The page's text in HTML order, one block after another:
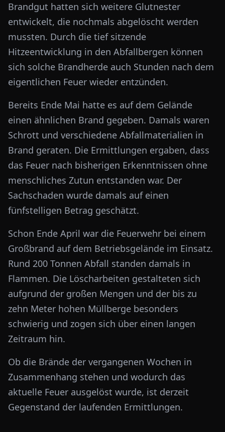
Brandgut hatten sich weitere Glutnester
entwickelt, die nochmals abgelöscht werden
mussten. Durch die tief sitzende
Hitzeentwicklung in den Abfallbergen können
sich solche Brandherde auch Stunden nach dem
eigentlichen Feuer wieder entzünden.
Bereits Ende Mai hatte es auf dem Gelände
einen ähnlichen Brand gegeben. Damals waren
Schrott und verschiedene Abfallmaterialien in
Brand geraten. Die Ermittlungen ergaben, dass
das Feuer nach bisherigen Erkenntnissen ohne
menschliches Zutun entstanden war. Der
Sachschaden wurde damals auf einen
fünfstelligen Betrag geschätzt.
Schon Ende April war die Feuerwehr bei einem
Großbrand auf dem Betriebsgelände im Einsatz.
Rund 200 Tonnen Abfall standen damals in
Flammen. Die Löscharbeiten gestalteten sich
aufgrund der großen Mengen und der bis zu
zehn Meter hohen Müllberge besonders
schwierig und zogen sich über einen langen
Zeitraum hin.
Ob die Brände der vergangenen Wochen in
Zusammenhang stehen und wodurch das
aktuelle Feuer ausgelöst wurde, ist derzeit
Gegenstand der laufenden Ermittlungen.